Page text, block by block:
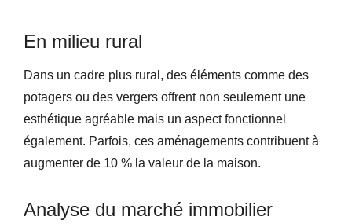
En milieu rural
Dans un cadre plus rural, des éléments comme des
potagers ou des vergers offrent non seulement une
esthétique agréable mais un aspect fonctionnel
également. Parfois, ces aménagements contribuent à
augmenter de 10 % la valeur de la maison.
Analyse du marché immobilier